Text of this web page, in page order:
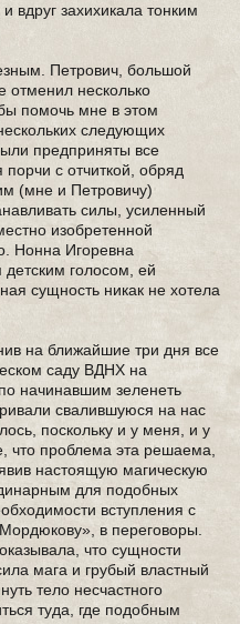
вдруг захихикала тонким
Петрович, большой
отменил несколько
помочь мне в этом
следующих
предприняты все
с отчиткой, обряд
(мне и Петровичу)
силы, усиленный
изобретенной
Нонна Игоревна
голосом, ей
сущность никак не хотела
на ближайшие три дня все
саду ВДНХ на
начинавшим зеленеть
свалившуюся на нас
поскольку и у меня, и у
что проблема эта решаема,
настоящую магическую
для подобных
вступления с
в переговоры.
что сущности
мага и грубый властный
тело несчастного
туда, где подобным